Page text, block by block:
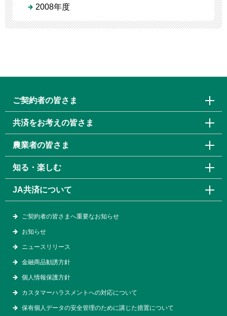
2008年度
ご契約者の皆さま
共済をお考えの皆さま
農業者の皆さま
知る・楽しむ
JA共済について
ご契約者の皆さまへ重要なお知らせ
お知らせ
ニュースリリース
金融商品勧誘方針
個人情報保護方針
カスタマーハラスメントへの対応について
保有個人データの安全管理のために講じた措置について